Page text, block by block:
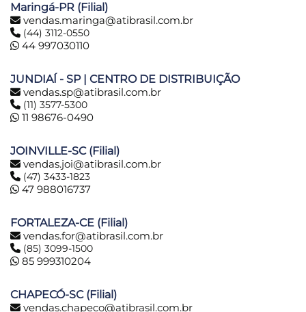
Maringá-PR (Filial)
vendas.maringa@atibrasil.com.br
(44) 3112-0550
44 997030110
JUNDIAÍ - SP | CENTRO DE DISTRIBUIÇÃO
vendas.sp@atibrasil.com.br
(11) 3577-5300
11 98676-0490
JOINVILLE-SC (Filial)
vendas.joi@atibrasil.com.br
(47) 3433-1823
47 988016737
FORTALEZA-CE (Filial)
vendas.for@atibrasil.com.br
(85) 3099-1500
85 999310204
CHAPECÓ-SC (Filial)
vendas.chapeco@atibrasil.com.br